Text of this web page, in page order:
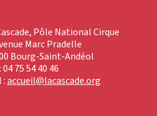
Pôle National Cirque
Marc Pradelle
Bourg-Saint-Andéol
04 75 54 40 46
:accueil@lacascade.org